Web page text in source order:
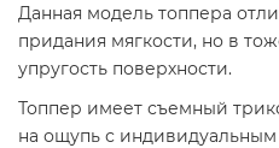
Данная модель топпера
придания мягкости, но в
упругость поверхности.
Топпер имеет съемный
на ощупь с